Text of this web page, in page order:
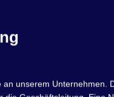
unserem Unternehmen.